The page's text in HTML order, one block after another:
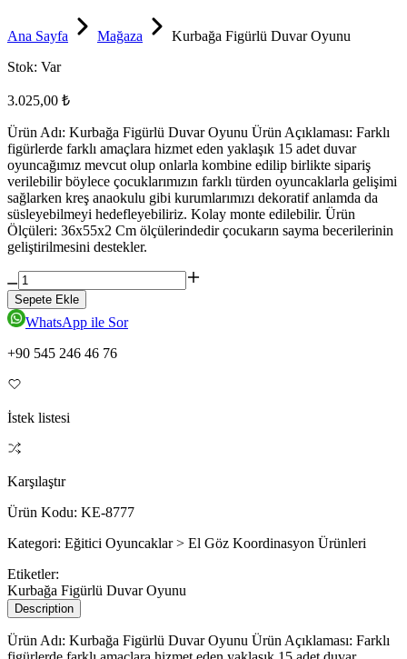
Ana Sayfa Mağaza
Kurbağa Figürlü Duvar Oyunu
Stok: Var
3.025,00 ₺
Ürün Adı: Kurbağa Figürlü Duvar Oyunu Ürün Açıklaması: Farklı
figürlerde farklı amaçlara hizmet eden yaklaşık 15 adet duvar
oyuncağımız mevcut olup onlarla kombine edilip birlikte sipariş
verilebilir böylece çocuklarımızın farklı türden oyuncaklarla gelişimi
sağlarken kreş anaokulu gibi kurumlarımızı dekoratif anlamda da
süsleyebilmeyi hedefleyebiliriz. Kolay monte edilebilir. Ürün
Ölçüleri: 36x55x2 Cm ölçülerindedir çocukarın sayma becerilerinin
geliştirilmesini destekler.
Sepete Ekle
WhatsApp ile Sor
+90 545 246 46 76
İstek listesi
Karşılaştır
Ürün Kodu: KE-8777
Kategori: Eğitici Oyuncaklar > El Göz Koordinasyon Ürünleri
Etiketler:
Kurbağa Figürlü Duvar Oyunu
Description
Ürün Adı: Kurbağa Figürlü Duvar Oyunu Ürün Açıklaması: Farklı